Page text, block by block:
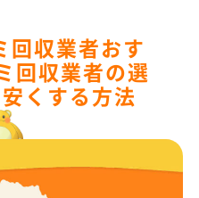
回収業者おす
回収業者の選
くする方法